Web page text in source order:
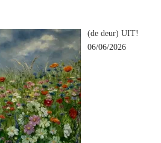
(de deur) UIT!
06/06/2026